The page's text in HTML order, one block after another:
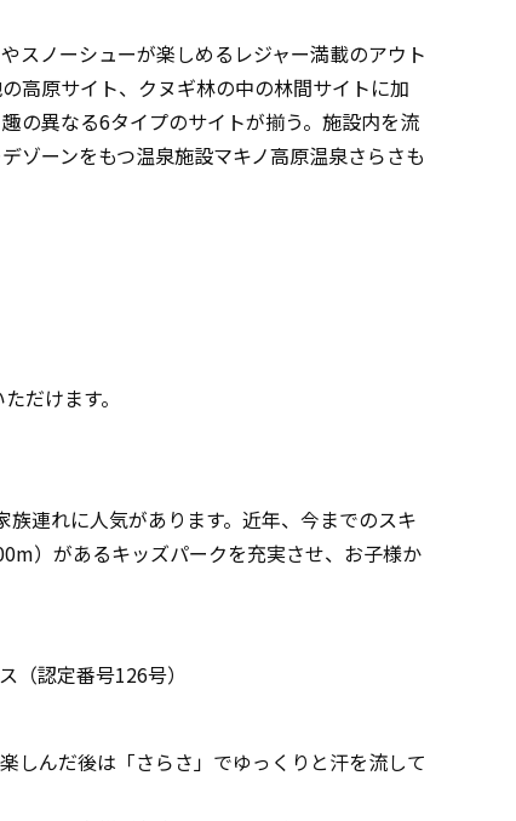
スノーシューが楽しめるレジャー満載のアウト
高原サイト、クヌギ林の中の林間サイトに加
の異なる6タイプのサイトが揃う。施設内を流
ゾーンをもつ温泉施設マキノ高原温泉さらさも
だけます。
連れに人気があります。近年、今までのスキ
）があるキッズパークを充実させ、お子様か
認定番号126号）
しんだ後は「さらさ」でゆっくりと汗を流して